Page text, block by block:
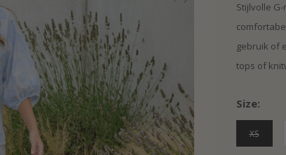
Stijlvolle
gebruik of
tops of
Size:
XS